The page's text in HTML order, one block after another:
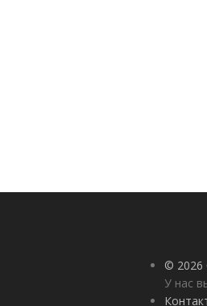
© 2026
У нас